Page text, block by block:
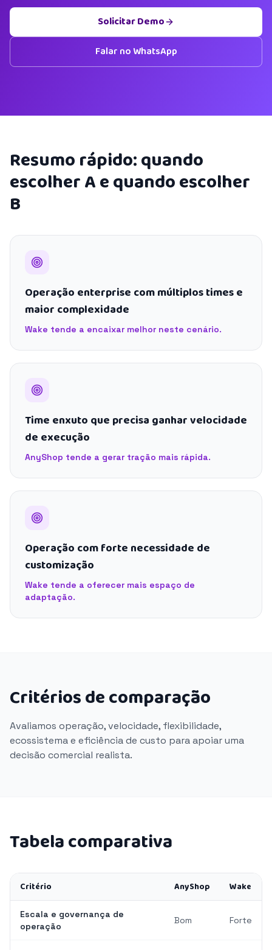
Solicitar Demo
Falar no WhatsApp
Resumo rápido: quando
escolher A e quando escolher
B
Operação enterprise com múltiplos times e
maior complexidade
Wake tende a encaixar melhor neste cenário.
Time enxuto que precisa ganhar velocidade
de execução
AnyShop tende a gerar tração mais rápida.
Operação com forte necessidade de
customização
Wake tende a oferecer mais espaço de
adaptação.
Critérios de comparação
Avaliamos operação, velocidade, flexibilidade,
ecossistema e eficiência de custo para apoiar uma
decisão comercial realista.
Tabela comparativa
Critério AnyShop Wake
Escala e governança de
operação
Bom Forte